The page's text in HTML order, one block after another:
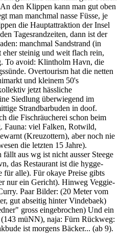
den Klippen kann man gut oben
man manchmal nasse Füsse, je
die Hauptattraktion der Insel
Tagesrandzeiten, dann ist der
manchmal Sandstrand (in
steinig und weit flach rein,
To avoid: Klintholm Havn, die
Overtourism hat die netten
und kleinem 50's
jetzt hässliche
Siedlung überwiegend im
Strandbarbuden in doof.
die Fischräucherei schon beim
Fauna: viel Falken, Rotwild,
(Kreuzottern), aber noch nie
die letzten 15 Jahre).
aus wg ist nicht ausser Steege
das Restaurant ist die hygge-
alle). Für okaye Preise gibts
nur ein Gericht). Hinweg Veggie-
Paar Bilder: (20 Meter vom
gut abseitig hinter Vindebaek)
gross eingebrochen) Und ein
müNN), naja: Fürn Rückweg:
ist morgens Bäcker... (ab 9).